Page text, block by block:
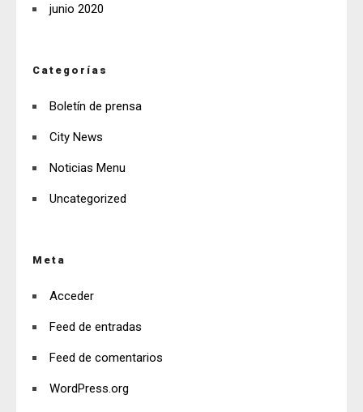
junio 2020
Categorías
Boletín de prensa
City News
Noticias Menu
Uncategorized
Meta
Acceder
Feed de entradas
Feed de comentarios
WordPress.org